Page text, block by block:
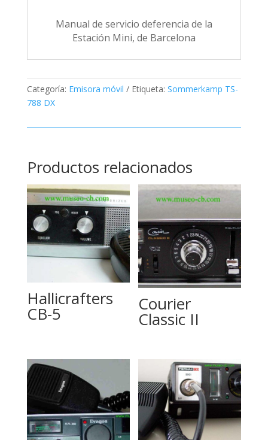
Manual de servicio deferencia de la
Estación Mini, de Barcelona
Categoría: Emisora móvil Etiqueta: Sommerkamp TS-
788 DX
Productos relacionados
Hallicrafters
CB-5 Courier
Classic II